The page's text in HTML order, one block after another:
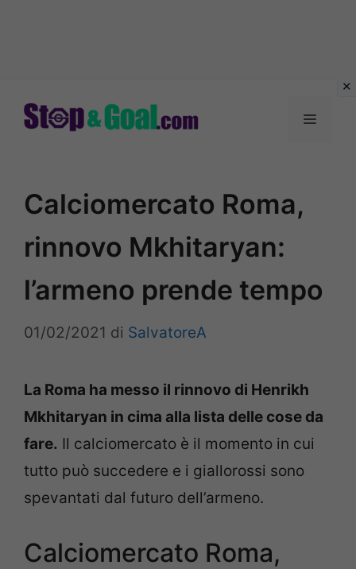
Menu
Calciomercato Roma,
rinnovo Mkhitaryan:
l’armeno prende tempo
01/02/2021 di SalvatoreA
La Roma ha messo il rinnovo di Henrikh
Mkhitaryan in cima alla lista delle cose da
fare. Il calciomercato è il momento in cui
tutto può succedere e i giallorossi sono
spevantati dal futuro dell’armeno.
Calciomercato Roma,